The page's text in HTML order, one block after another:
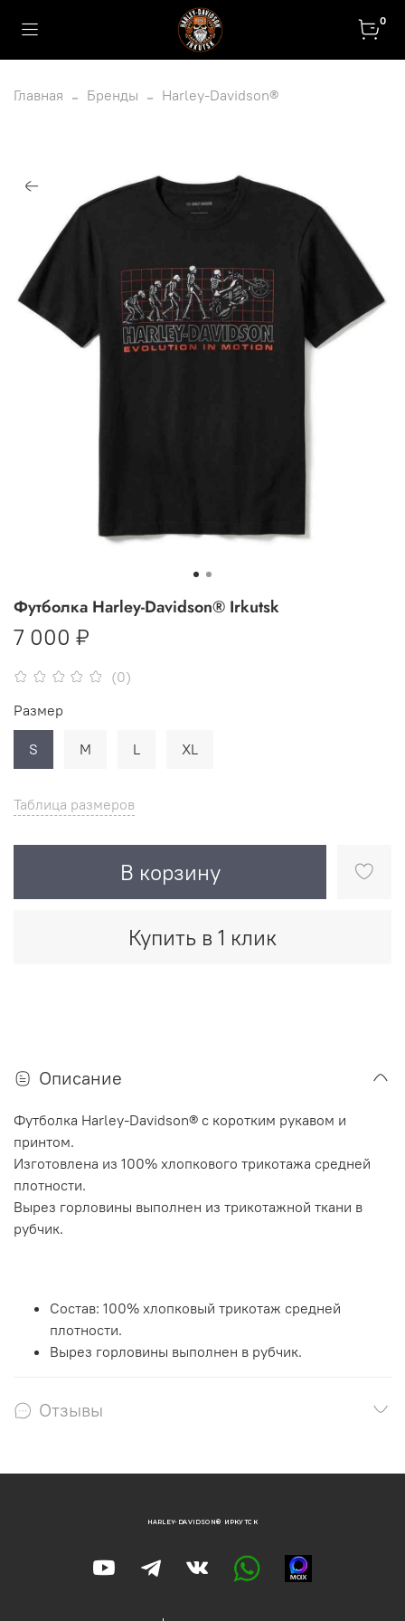
0
Главная Бренды Harley-Davidson®
(0)
Футболка Harley-Davidson® Irkutsk
7 000 ₽
Таблица размеров
В корзину
Купить в 1 клик
Размер
S M L XL
Описание
Футболка Harley-Davidson® с коротким рукавом и
принтом.
Изготовлена ​​из 100% хлопкового трикотажа средней
плотности.
Вырез горловины выполнен из трикотажной ткани в
рубчик.
Состав: 100% хлопковый трикотаж средней
плотности.
Вырез горловины выполнен в рубчик.
Отзывы
HARLEY-DAVIDSON® ИРКУТСК